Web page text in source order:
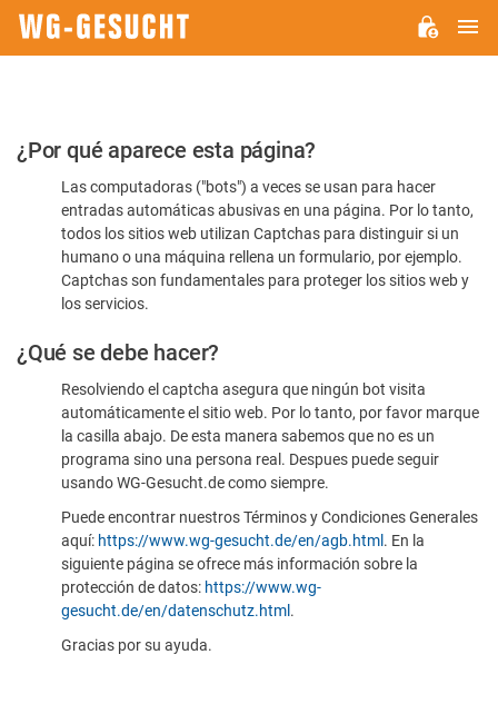
Por
favor,
confirme
humano
¿Por qué aparece esta página?
Las computadoras ("bots") a veces se usan para hacer
entradas automáticas abusivas en una página. Por lo tanto,
todos los sitios web utilizan Captchas para distinguir si un
humano o una máquina rellena un formulario, por ejemplo.
Captchas son fundamentales para proteger los sitios web y
los servicios.
¿Qué se debe hacer?
Resolviendo el captcha asegura que ningún bot visita
automáticamente el sitio web. Por lo tanto, por favor marque
la casilla abajo. De esta manera sabemos que no es un
programa sino una persona real. Despues puede seguir
usando WG-Gesucht.de como siempre.
Puede encontrar nuestros Términos y Condiciones Generales
aquí: https://www.wg-gesucht.de/en/agb.html . En la
siguiente página se ofrece más información sobre la
protección de datos: https://www.wg-
gesucht.de/en/datenschutz.html .
Gracias por su ayuda.